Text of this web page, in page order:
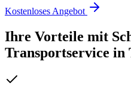
Kostenloses Angebot
Ihre Vorteile mit
Transportservice in